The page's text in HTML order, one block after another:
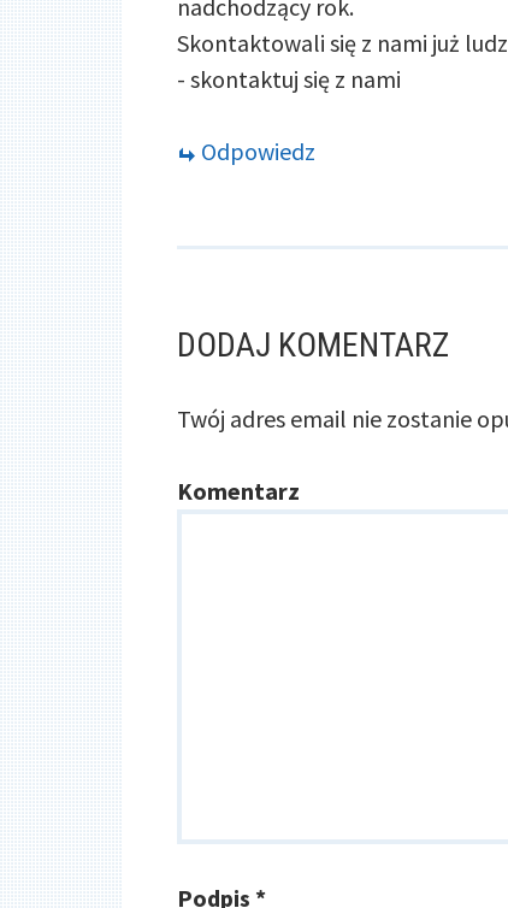
nadchodzący rok.
Skontaktowali się z nami już
- skontaktuj się z nami
Odpowiedz
DODAJ KOMENTARZ
Twój adres email nie zostanie
Komentarz
Podpis *